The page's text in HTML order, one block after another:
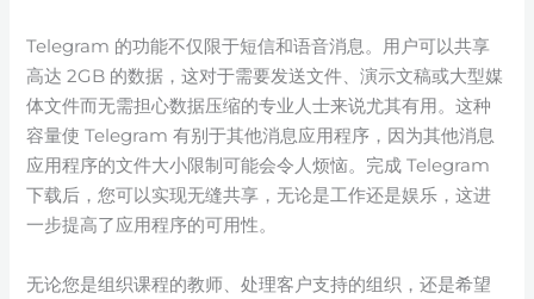
Telegram 的功能不仅限于短信和语音消息。用户可以共享
高达 2GB 的数据，这对于需要发送文件、演示文稿或大型媒
体文件而无需担心数据压缩的专业人士来说尤其有用。这种
容量使 Telegram 有别于其他消息应用程序，因为其他消息
应用程序的文件大小限制可能会令人烦恼。完成 Telegram
下载后，您可以实现无缝共享，无论是工作还是娱乐，这进
一步提高了应用程序的可用性。
无论您是组织课程的教师、处理客户支持的组织，还是希望